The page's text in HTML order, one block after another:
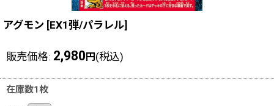
アグモン [EX1弾/パラレル]
販売価格: 2,980 円 (税込)
在庫数1枚